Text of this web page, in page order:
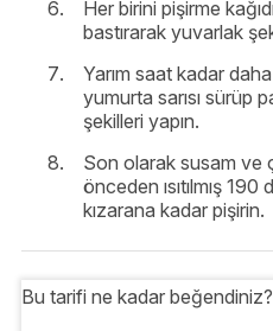
Her birini pişirme
bastırarak yuvarlak
Yarım saat kadar
yumurta sarısı sürüp
şekilleri yapın.
Son olarak susam ve
önceden ısıtılmış 190
kızarana kadar pişirin.
Bu tarifi ne kadar beğendiniz?